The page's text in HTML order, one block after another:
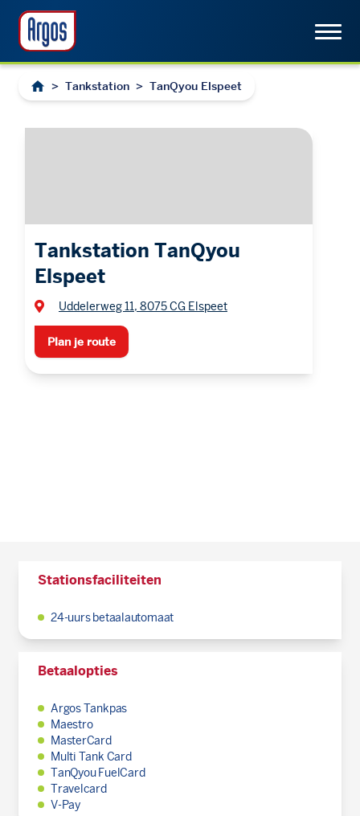
> Tankstation > TanQyou Elspeet
Tankstation TanQyou
Elspeet
Uddelerweg 11, 8075 CG Elspeet
Plan je route
Stationsfaciliteiten
24-uurs betaalautomaat
Betaalopties
Argos Tankpas
Maestro
MasterCard
Multi Tank Card
TanQyou FuelCard
Travelcard
V-Pay